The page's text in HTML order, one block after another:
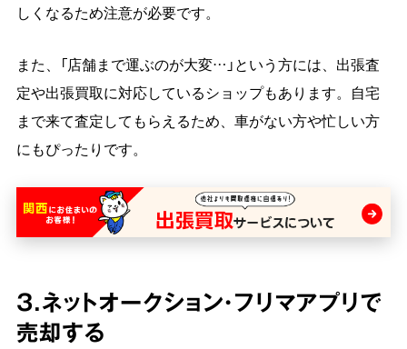
しくなるため注意が必要です。
また、「店舗まで運ぶのが大変…」という方には、出張査
定や出張買取に対応しているショップもあります。自宅
まで来て査定してもらえるため、車がない方や忙しい方
にもぴったりです。
3.ネットオークション・フリマアプリで
売却する